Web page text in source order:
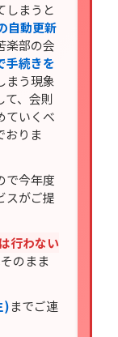
しまうと
自動更新
楽部の会
手続きを
まう現象
て、会則
ていくべ
おりま
で今年度
スがご提
行わない
のまま
)までご連